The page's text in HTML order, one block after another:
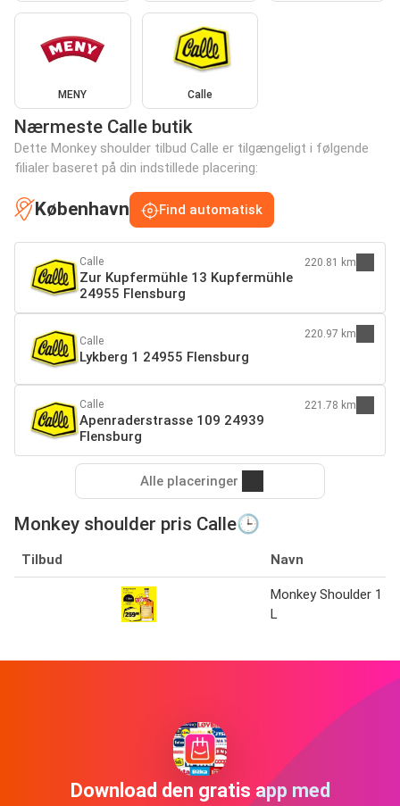
MENY Calle
Nærmeste Calle butik
Dette Monkey shoulder tilbud Calle er tilgængeligt i følgende
filialer baseret på din indstillede placering:
København Find automatisk
Calle
Zur Kupfermühle 13 Kupfermühle
24955 Flensburg
220.81 km
Calle
Lykberg 1 24955 Flensburg
220.97 km
Calle
Apenraderstrasse 109 24939
Flensburg
221.78 km
Alle placeringer
Monkey shoulder pris Calle🕒
Tilbud Navn
Monkey Shoulder 1
L
Download den gratis app med